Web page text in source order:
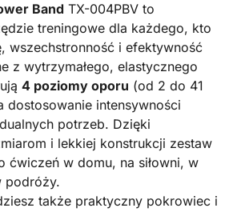
Band TX-004PBV to
treningowe dla każdego, kto
wszechstronność i efektywność
z wytrzymałego, elastycznego
4 poziomy oporu (od 2 do 41
dostosowanie intensywności
potrzeb. Dzięki
i lekkiej konstrukcji zestaw
ćwiczeń w domu, na siłowni, w
podróży.
także praktyczny pokrowiec i